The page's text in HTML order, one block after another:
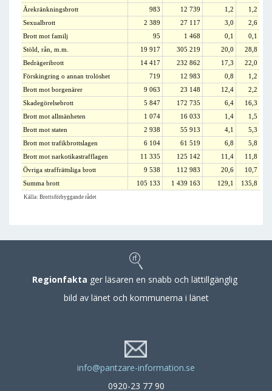
Ärekränkningsbrott
983 12 739 1,2
1,2
Sexualbrott
2 389 27 117 3,0
2,6
Brott mot familj
95 1 468 0,1
0,1
Stöld, rån, m.m.
19 917 305 219 20,0
28,8
Bedrägeribrott
14 417 232 862 17,3
22,0
Förskingring o annan trolöshet
719 12 983 0,8
1,2
Brott mot borgenärer
9 063 23 148 12,4
2,2
Skadegörelsebrott
5 847 172 735 6,4
16,3
Brott mot allmänheten
1 074 16 033 1,4
1,5
Brott mot staten
2 938 55 913 4,1
5,3
Brott mot trafikbrottslagen
6 104 61 519 6,8
5,8
Brott mot narkotikastrafflagen
11 335 125 142 11,4
11,8
Övriga straffrättsliga brott
9 538 112 983 20,6
10,7
Summa brott
105 133 1 439 163 129,1 135,8
Källa: Brottsförbyggande rådet
Regionfakta ger läsaren en snabb och lättillgänglig
bild av länet och kommunerna i länet
info@pantzare-information.se
0920-23 77 90